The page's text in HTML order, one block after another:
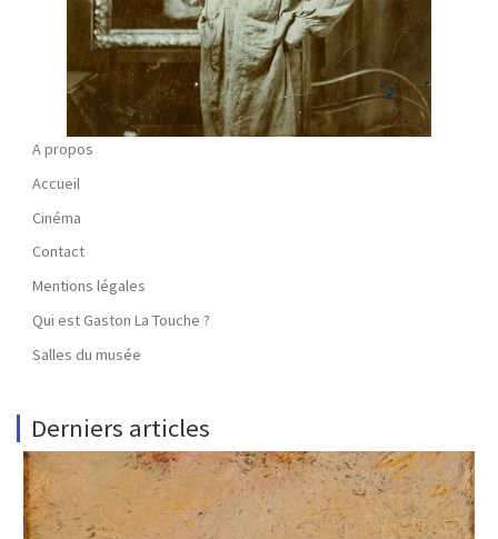
A propos
Accueil
Cinéma
Contact
Mentions légales
Qui est Gaston La Touche ?
Salles du musée
Derniers articles